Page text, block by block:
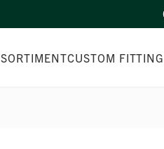
SORTIMENTCUSTOM FITTING